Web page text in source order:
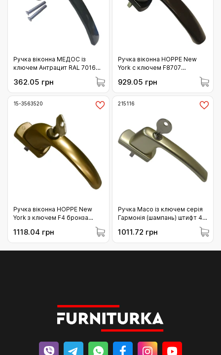
Ручка віконна МЕДОС із
ключем Антрацит RAL 7016
штифт 45 (02-142.7016.45.45)
362.05 грн
Ручка віконна HOPPE New
York с ключем F8707
929.05 грн
15-3563520
Ручка віконна HOPPE New
York з ключем F4 бронза
1118.04 грн
215116
Ручка Масо із ключем серія
Гармонія (шампань) штифт 43
1011.72 грн